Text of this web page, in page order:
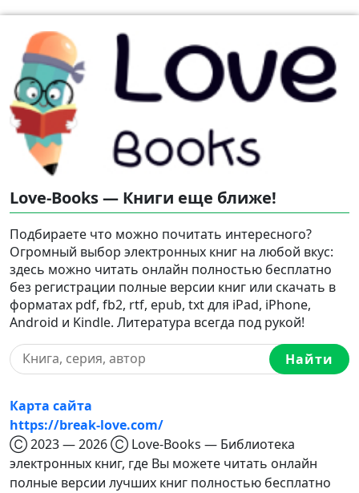
Love-Books — Книги еще ближе!
Подбираете что можно почитать интересного?
Огромный выбор электронных книг на любой вкус:
здесь можно читать онлайн полностью бесплатно
без регистрации полные версии книг или скачать в
форматах pdf, fb2, rtf, epub, txt для iPad, iPhone,
Android и Kindle. Литература всегда под рукой!
Найти
Карта сайта
https://break-love.com/
Ⓒ 2023 — 2026 Ⓒ Love-Books — Библиотека
электронных книг, где Вы можете читать онлайн
полные версии лучших книг полностью бесплатно